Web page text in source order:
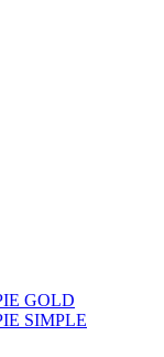
GOLD
SIMPLE